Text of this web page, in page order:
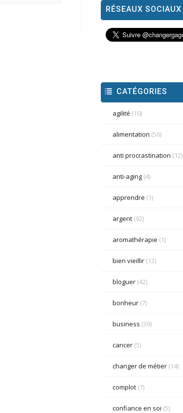
RÉSEAUX SOCIAUX
CATÉGORIES
agilité (10)
alimentation (56)
anti procrastination (12)
anti-aging(4)
apprendre (1)
argent(92)
aromathérapie (1)
bien vieillir(12)
bloguer(42)
bonheur(7)
business (39)
cancer(5)
changer de métier(14)
complot(7)
confiance en soi (5)